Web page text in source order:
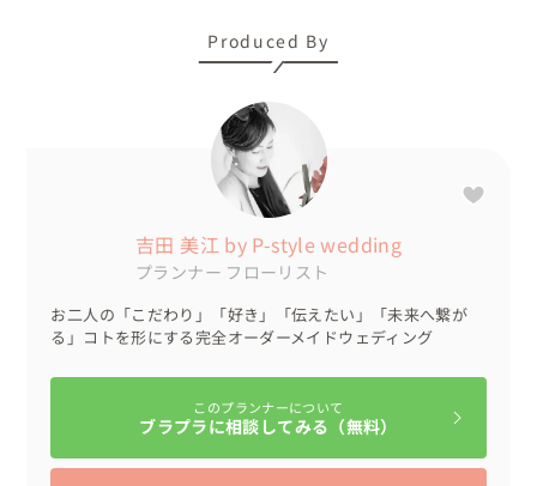
Produced By
吉田 美江 by P-style wedding
プランナー フローリスト
お二人の「こだわり」「好き」「伝えたい」「未来へ繋が
る」コトを形にする完全オーダーメイドウェディング
このプランナーについて
ブラプラに相談してみる（無料）